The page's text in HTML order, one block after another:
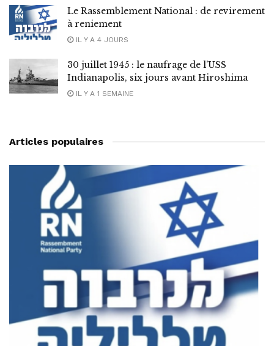
Le Rassemblement National : de revirement
à reniement
IL Y A 4 JOURS
30 juillet 1945 : le naufrage de l’USS
Indianapolis, six jours avant Hiroshima
IL Y A 1 SEMAINE
Articles populaires